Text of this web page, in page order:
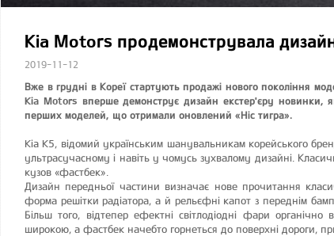
Kia Motors продемонструвала
2019-11-12
Вже в грудні в Кореї стартують продажі нового покоління
Kia Motors вперше демонструє дизайн екстер'єру новинки,
перших моделей, що отримали оновлений «Ніс тигра».
Kia K5, відомий українським шанувальникам корейського
ультрасучасному і навіть у чомусь зухвалому дизайні.
кузов «фастбек».
Дизайн передньої частини визначає нове прочитання
форма решітки радіатора, а й рельєфні капот з переднім
Більш того, відтепер ефектні світлодіодні фари
широкою, а фастбек начебто горнеться до поверхні дороги,